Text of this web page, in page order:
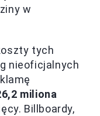
w
tych
nieoficjalnych
miliona
Billboardy,